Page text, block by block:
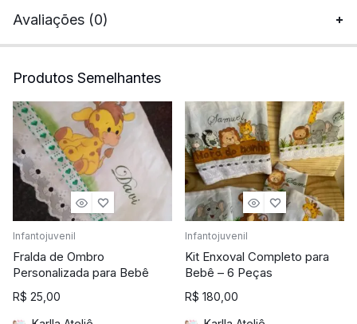
Avaliações (0)
Produtos Semelhantes
Infantojuvenil
Fralda de Ombro
Personalizada para Bebê
R$ 25,00
Infantojuvenil
Kit Enxoval Completo para
Bebê – 6 Peças
R$ 180,00